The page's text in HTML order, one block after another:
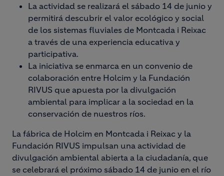
La actividad se realizará el sábado 14 de junio y
permitirá descubrir el valor ecológico y social
de los sistemas fluviales de Montcada i Reixac
a través de una experiencia educativa y
participativa.
La iniciativa se enmarca en un convenio de
colaboración entre Holcim y la Fundación
RIVUS que apuesta por la divulgación
ambiental para implicar a la sociedad en la
conservación de nuestros ríos.
La fábrica de Holcim en Montcada i Reixac y la
Fundación RIVUS impulsan una actividad de
divulgación ambiental abierta a la ciudadanía, que
se celebrará el próximo sábado 14 de junio en el río